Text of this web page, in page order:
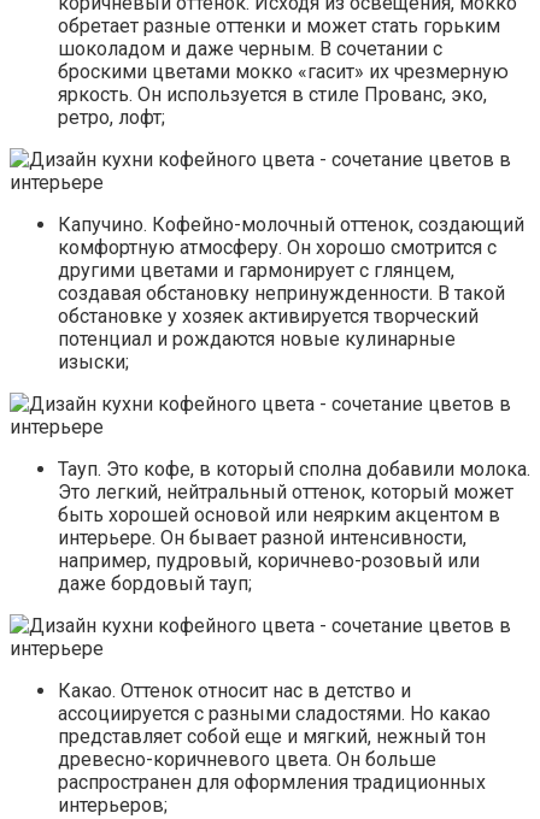
обретает разные оттенки и может стать горьким
шоколадом и даже черным. В сочетании с
броскими цветами мокко «гасит» их чрезмерную
яркость. Он используется в стиле Прованс, эко,
ретро, лофт;
Капучино. Кофейно-молочный оттенок, создающий
комфортную атмосферу. Он хорошо смотрится с
другими цветами и гармонирует с глянцем,
создавая обстановку непринужденности. В такой
обстановке у хозяек активируется творческий
потенциал и рождаются новые кулинарные
изыски;
Тауп. Это кофе, в который сполна добавили молока.
Это легкий, нейтральный оттенок, который может
быть хорошей основой или неярким акцентом в
интерьере. Он бывает разной интенсивности,
например, пудровый, коричнево-розовый или
даже бордовый тауп;
Какао. Оттенок относит нас в детство и
ассоциируется с разными сладостями. Но какао
представляет собой еще и мягкий, нежный тон
древесно-коричневого цвета. Он больше
распространен для оформления традиционных
интерьеров;